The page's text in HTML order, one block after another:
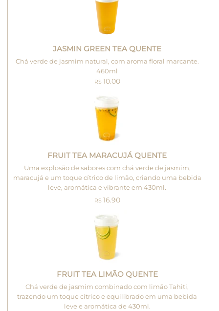
JASMIN GREEN TEA QUENTE
Chá verde de jasmim natural, com aroma floral marcante.
460ml
R$ 10.00
FRUIT TEA MARACUJÁ QUENTE
Uma explosão de sabores com chá verde de jasmim,
maracujá e um toque cítrico de limão, criando uma bebida
leve, aromática e vibrante em 430ml.
R$ 16.90
FRUIT TEA LIMÃO QUENTE
Chá verde de jasmim combinado com limão Tahiti,
trazendo um toque cítrico e equilibrado em uma bebida
leve e aromática de 430ml.